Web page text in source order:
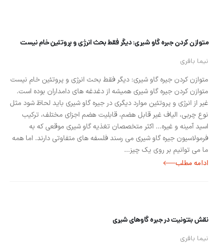
متوازن کردن جیره گاو شیری: دیگر فقط بحث انرژی و پروتئین خام نیست
نیما باقری
متوازن کردن جیره گاو شیری: دیگر فقط بحث انرژی و پروتئین خام نیست
متوازن کردن جیره گاو شیری همیشه از دغدغه های دامداران بوده است.
غیر از انرژی و پروتئین موارد دیگری در جیره گاو شیری باید لحاظ شود مثل
نوع چربی، الیاف غیر قابل هضم، قابلیت هضم اجزای مختلف، ترکیب
اسید آمینه و غیره... اکثر متخصصان تغذیه گاو شیری موقعی که به
فرمولاسیون جیره گاو شیری می رسند فلسفه های متفاوتی دارند. اما همه
ما می توانیم بر روی یک چیز...
نقش بنتونیت در جیره گاوهای شیری
نیما باقری